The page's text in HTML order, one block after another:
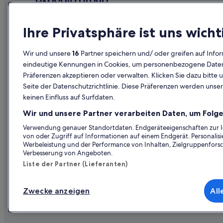
Flüge von Zhengzhou (CGO) nach Wien (VIE)
Flüge von Casablanca (CMN) nach Wien (VIE)
Flüge von Charleroi (CRL) nach Wien (VIE)
Flüge von Dallas (DFW) nach Wien (VIE)
Flüge von Düsseldorf (DUS) nach Wien (VIE)
Flüge von Ewo (EWO) nach Wien (VIE)
Flüge von Frankfurt (FRA) nach Wien (VIE)
Flüge von Rio de Janeiro (GIG) nach Wien (VIE)
Flüge von Seoul (GMP) nach Wien (VIE)
Flüge von Genf (GVA) nach Wien (VIE)
Unternehmen
Unterkunft registrieren
Partnerschaften
Erkunden
Reiseführer
Alle
© 2026 Expedia, Inc., ein Unternehmen der
Ihre Privatsphäre ist uns
Wir und unsere16 Partner speichern und/ oder greifen auf
eindeutige Kennungen in Cookies, um personenbezogene
Präferenzen akzeptieren oder verwalten. Klicken Sie dazu bitte
Seite der Datenschutzrichtlinie. Diese Präferenzen werden
keinen Einfluss auf Surfdaten.
Wir und unsere Partner verarbeiten Daten, um
Verwendung genauer Standortdaten. Endgeräteeigenschaften
von oder Zugriff auf Informationen auf einem Endgerät.
Werbeleistung und der Performance von Inhalten,
Verbesserung von Angeboten.
Liste der Partner (Lieferanten)
Zwecke anzeigen